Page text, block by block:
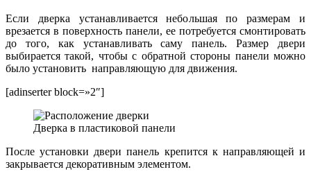
Если дверка устанавливается небольшая по размерам и
врезается в поверхность панели, ее потребуется смонтировать
до того, как устанавливать саму панель. Размер двери
выбирается такой, чтобы с обратной стороны панели можно
было установить направляющую для движения.
[adinserter block=»2″]
Дверка в пластиковой панели
После установки двери панель крепится к направляющей и
закрывается декоративным элементом.